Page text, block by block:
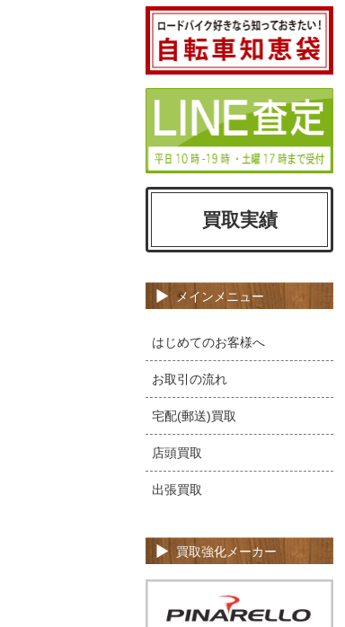
買取実績
メインメニュー
はじめてのお客様へ
お取引の流れ
宅配(郵送)買取
店頭買取
出張買取
買取強化メーカー